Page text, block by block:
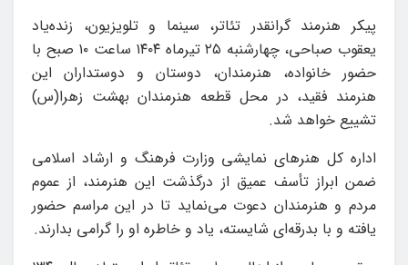
پیکر هنرمند گرانقدر تئاتر، سینما و تلویزیون، زنده‌یاد
یعقوب صباحی، چهارشنبه ۲۵ تیرماه ۱۴۰۴ ساعت ۱۰ صبح با
حضور خانواده، هنرمندان، دوستان و دوستداران این
هنرمند فقید، در محل قطعه هنرمندان بهشت زهرا(س)
تشییع خواهد شد.
اداره کل هنرهای نمایشی وزارت فرهنگ و ارشاد اسلامی
ضمن ابراز تأسف عمیق از درگذشت این هنرمند، از عموم
مردم و هنرمندان دعوت می‌نماید تا در این مراسم حضور
یافته و با بدرقه‌ای شایسته، یاد و خاطره او را گرامی بدارند.